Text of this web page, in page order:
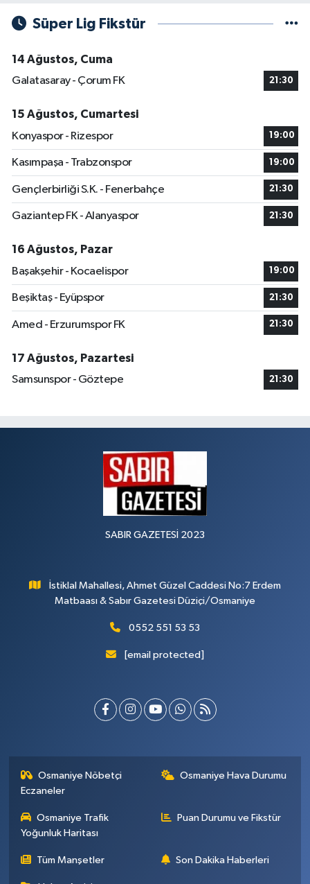
Süper Lig Fikstür
14 Ağustos, Cuma
Galatasaray - Çorum FK
21:30
15 Ağustos, Cumartesi
Konyaspor - Rizespor
19:00
Kasımpaşa - Trabzonspor 19:00
Gençlerbirliği S.K. - Fenerbahçe 21:30
Gaziantep FK - Alanyaspor 21:30
16 Ağustos, Pazar
Başakşehir - Kocaelispor
19:00
Beşiktaş - Eyüpspor 21:30
Amed - Erzurumspor FK 21:30
17 Ağustos, Pazartesi
Samsunspor - Göztepe
21:30
SABIR GAZETESİ 2023
İstiklal Mahallesi, Ahmet Güzel Caddesi No:7 Erdem
Matbaası & Sabır Gazetesi Düziçi/Osmaniye
0552 551 53 53
[email protected]
Osmaniye Nöbetçi
Eczaneler
Osmaniye Hava Durumu
Osmaniye Trafik
Yoğunluk Haritası
Puan Durumu ve Fikstür
Tüm Manşetler Son Dakika Haberleri